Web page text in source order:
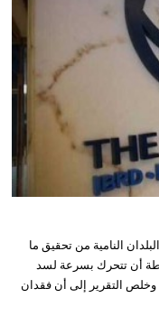
النامية من تحقيق ما
أن تتحرك بسرعة لسد
وخلص التقرير إلى أن فقدان